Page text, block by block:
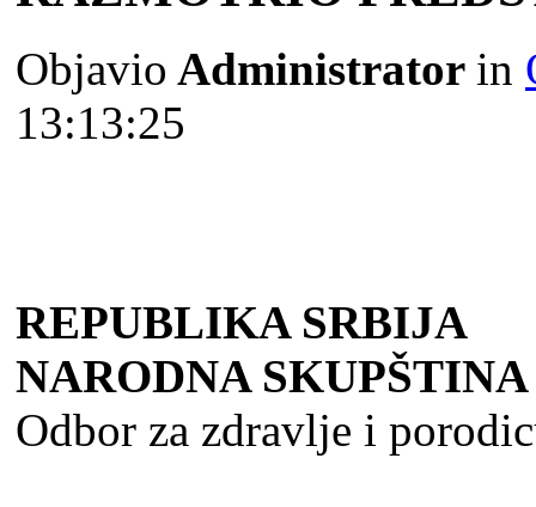
Objavio Administrator in
13:13:25
REPUBLIKA SRBIJA
NARODNA SKUPŠTINA
Odbor za zdravlјe i